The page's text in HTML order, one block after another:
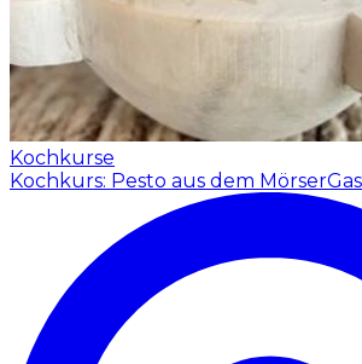
Kochkurse
Kochkurs: Pesto aus dem Mörser